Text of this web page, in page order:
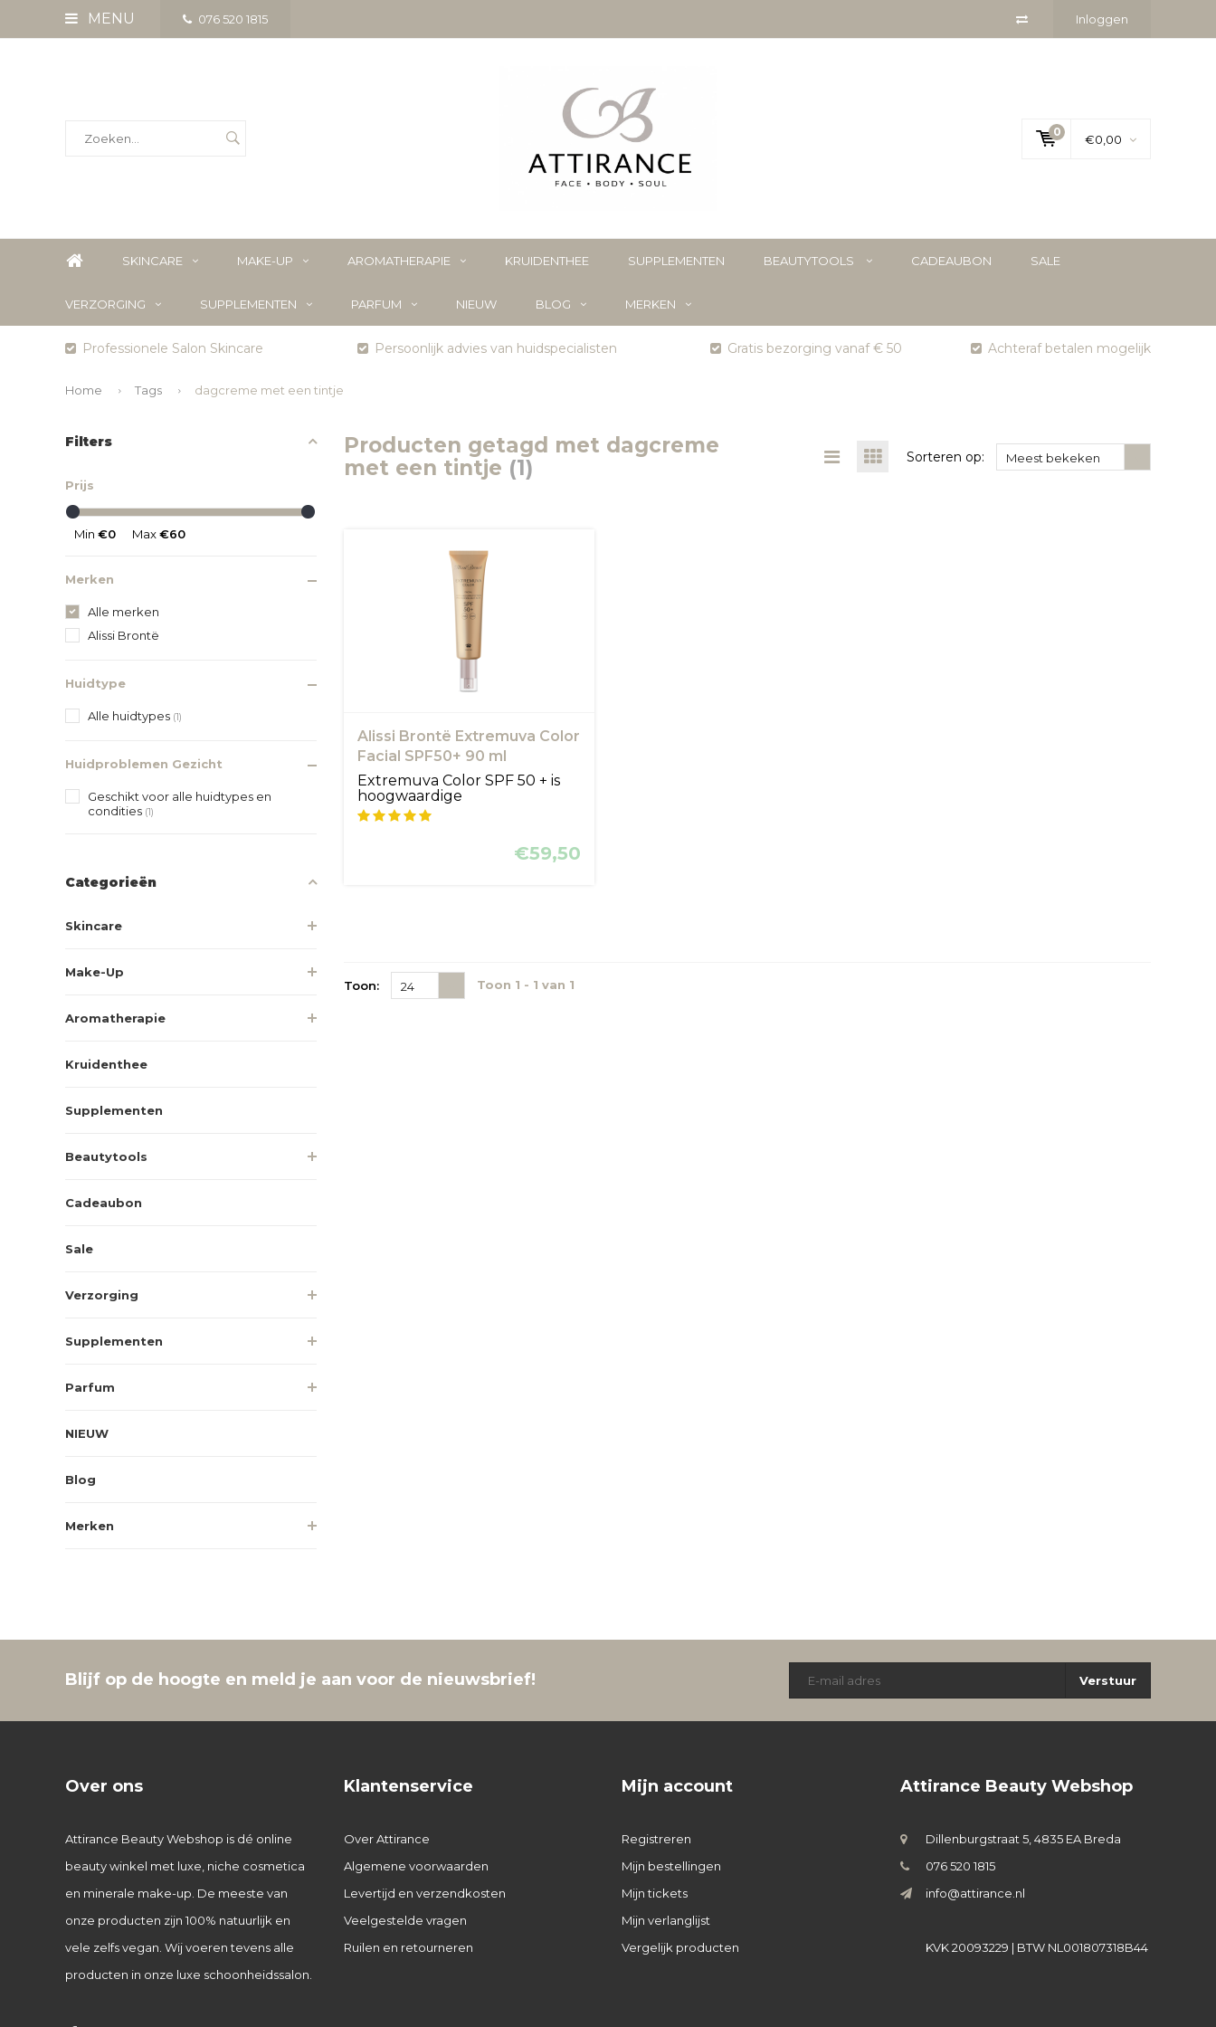
MENU 076 520 1815 Inloggen
0
€0,00
SKINCARE MAKE-UP AROMATHERAPIE KRUIDENTHEE SUPPLEMENTEN BEAUTYTOOLS CADEAUBON SALE
VERZORGING SUPPLEMENTEN PARFUM NIEUW BLOG MERKEN
Professionele Salon Skincare Persoonlijk advies van huidspecialisten Gratis bezorging vanaf € 50 Achteraf betalen mogelijk
Home Tags dagcreme met een tintje
Filters
Prijs
Min €0 Max€60
Merken
Alle merken
Alissi Brontë
Huidtype
Alle huidtypes (1)
Huidproblemen Gezicht
Geschikt voor alle huidtypes en
condities (1)
Categorieën
Skincare
Make-Up
Aromatherapie
Kruidenthee
Supplementen
Beautytools
Cadeaubon
Sale
Verzorging
Supplementen
Parfum
NIEUW
Blog
Merken
Producten getagd met dagcreme
met een tintje (1) Sorteren op: Meest bekeken
Alissi Brontë Extremuva Color
Facial SPF50+ 90 ml
Extremuva Color SPF 50 + is
hoogwaardige
zonbescherming met ...
€59,50
Toon: 24 Toon 1 - 1 van 1
Blijf op de hoogte en meld je aan voor de nieuwsbrief! Verstuur
Over ons
Attirance Beauty Webshop is dé online
beauty winkel met luxe, niche cosmetica
en minerale make-up. De meeste van
onze producten zijn 100% natuurlijk en
vele zelfs vegan. Wij voeren tevens alle
producten in onze luxe schoonheidssalon.
Klantenservice
Over Attirance
Algemene voorwaarden
Levertijd en verzendkosten
Veelgestelde vragen
Ruilen en retourneren
Mijn account
Registreren
Mijn bestellingen
Mijn tickets
Mijn verlanglijst
Vergelijk producten
Attirance Beauty Webshop
Dillenburgstraat 5, 4835 EA Breda
076 520 1815
info@attirance.nl
KVK 20093229 | BTW NL001807318B44